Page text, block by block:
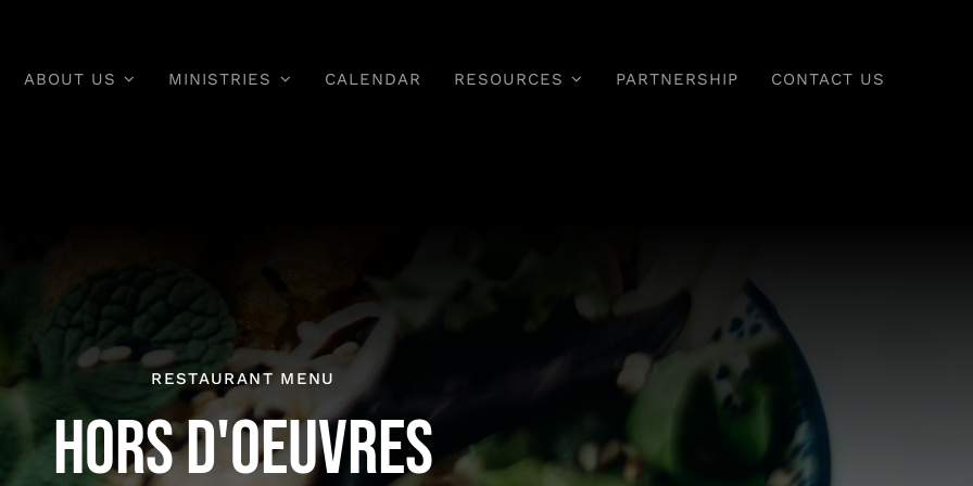
ABOUT US MINISTRIES CALENDAR RESOURCES PARTNERSHIP CONTACT US
RESTAURANT MENU
HORS D'OEUVRES